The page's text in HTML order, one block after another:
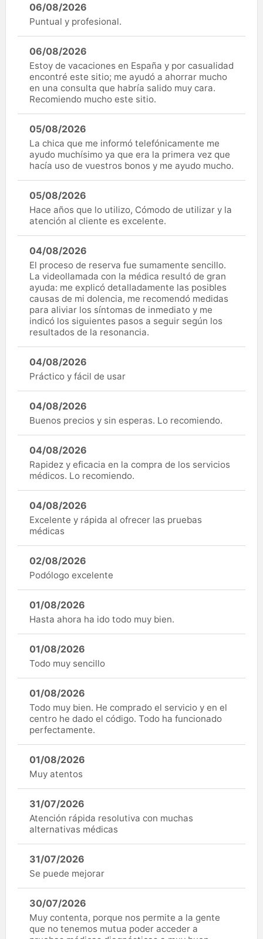
06/08/2026
Puntual y profesional.
06/08/2026
Estoy de vacaciones en España y por casualidad
encontré este sitio; me ayudó a ahorrar mucho
en una consulta que habría salido muy cara.
Recomiendo mucho este sitio.
05/08/2026
La chica que me informó telefónicamente me
ayudo muchísimo ya que era la primera vez que
hacía uso de vuestros bonos y me ayudo mucho.
05/08/2026
Hace años que lo utilizo, Cómodo de utilizar y la
atención al cliente es excelente.
04/08/2026
El proceso de reserva fue sumamente sencillo.
La videollamada con la médica resultó de gran
ayuda: me explicó detalladamente las posibles
causas de mi dolencia, me recomendó medidas
para aliviar los síntomas de inmediato y me
indicó los siguientes pasos a seguir según los
resultados de la resonancia.
04/08/2026
Práctico y fácil de usar
04/08/2026
Buenos precios y sin esperas. Lo recomiendo.
04/08/2026
Rapidez y eficacia en la compra de los servicios
médicos. Lo recomiendo.
04/08/2026
Excelente y rápida al ofrecer las pruebas
médicas
02/08/2026
Podólogo excelente
01/08/2026
Hasta ahora ha ido todo muy bien.
01/08/2026
Todo muy sencillo
01/08/2026
Todo muy bien. He comprado el servicio y en el
centro he dado el código. Todo ha funcionado
perfectamente.
01/08/2026
Muy atentos
31/07/2026
Atención rápida resolutiva con muchas
alternativas médicas
31/07/2026
Se puede mejorar
30/07/2026
Muy contenta, porque nos permite a la gente
que no tenemos mutua poder acceder a